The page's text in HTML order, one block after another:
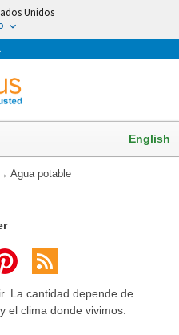
Unidos
English
→ Agua potable
La cantidad depende de
el clima donde vivimos.